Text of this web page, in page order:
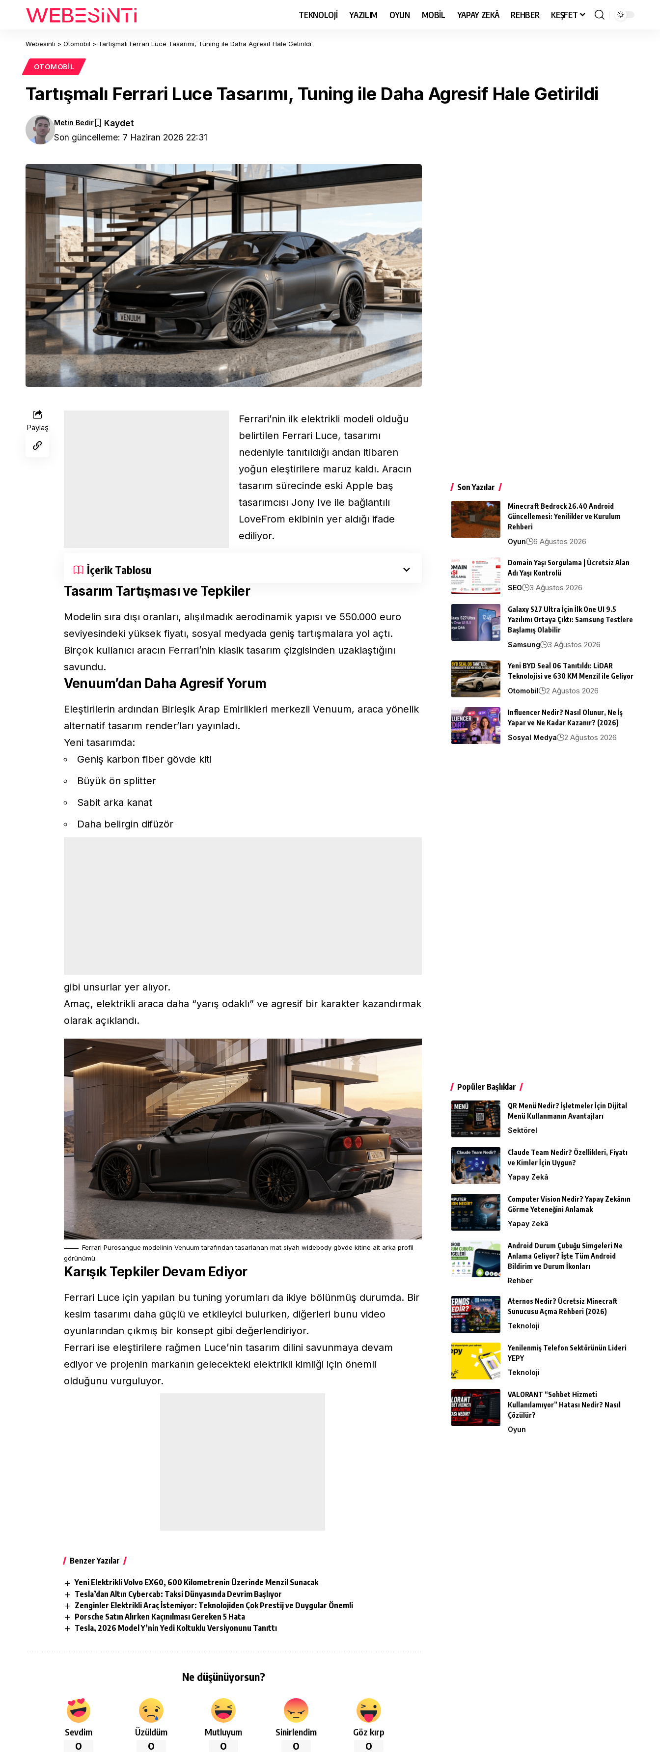
TEKNOLOJİ YAZILIM OYUN MOBİL YAPAY ZEKÂ REHBER KEŞFET
Webesinti > Otomobil > Tartışmalı Ferrari Luce Tasarımı, Tuning ile Daha Agresif Hale Getirildi
OTOMOBIL
Tartışmalı Ferrari Luce Tasarımı, Tuning ile Daha Agresif Hale Getirildi
Son güncelleme: 7 Haziran 2026 22:31
Metin Bedir
Paylaş
Ferrari’nin ilk elektrikli modeli olduğu
belirtilen Ferrari Luce, tasarımı
nedeniyle tanıtıldığı andan itibaren
yoğun eleştirilere maruz kaldı. Aracın
tasarım sürecinde eski Apple baş
tasarımcısı Jony Ive ile bağlantılı
LoveFrom ekibinin yer aldığı ifade
ediliyor.
İçerik Tablosu
Tasarım Tartışması ve Tepkiler
Modelin sıra dışı oranları, alışılmadık aerodinamik yapısı ve 550.000 euro
seviyesindeki yüksek fiyatı, sosyal medyada geniş tartışmalara yol açtı.
Birçok kullanıcı aracın Ferrari’nin klasik tasarım çizgisinden uzaklaştığını
savundu.
Venuum’dan Daha Agresif Yorum
Eleştirilerin ardından Birleşik Arap Emirlikleri merkezli Venuum, araca yönelik
alternatif tasarım render’ları yayınladı.
Yeni tasarımda:
Geniş karbon fiber gövde kiti
Büyük ön splitter
Sabit arka kanat
Daha belirgin difüzör
gibi unsurlar yer alıyor.
Amaç, elektrikli araca daha “yarış odaklı” ve agresif bir karakter kazandırmak
olarak açıklandı.
Ferrari Purosangue modelinin Venuum tarafından tasarlanan mat siyah widebody gövde kitine ait arka profil
görünümü.
Karışık Tepkiler Devam Ediyor
Ferrari Luce için yapılan bu tuning yorumları da ikiye bölünmüş durumda. Bir
kesim tasarımı daha güçlü ve etkileyici bulurken, diğerleri bunu video
oyunlarından çıkmış bir konsept gibi değerlendiriyor.
Ferrari ise eleştirilere rağmen Luce’nin tasarım dilini savunmaya devam
ediyor ve projenin markanın gelecekteki elektrikli kimliği için önemli
olduğunu vurguluyor.
Benzer Yazılar
Yeni Elektrikli Volvo EX60, 600 Kilometrenin Üzerinde Menzil Sunacak
Tesla’dan Altın Cybercab: Taksi Dünyasında Devrim Başlıyor
Zenginler Elektrikli Araç İstemiyor: Teknolojiden Çok Prestij ve Duygular Önemli
Porsche Satın Alırken Kaçınılması Gereken 5 Hata
Tesla, 2026 Model Y’nin Yedi Koltuklu Versiyonunu Tanıttı
Ne düşünüyorsun?
Sevdim
0
Üzüldüm
0
Mutluyum
0
Sinirlendim
0
Göz kırp
0
Son Yazılar
Minecraft Bedrock 26.40 Android
Güncellemesi: Yenilikler ve Kurulum
Rehberi
Oyun
6 Ağustos 2026
Domain Yaşı Sorgulama | Ücretsiz Alan
Adı Yaşı Kontrolü
SEO
3 Ağustos 2026
Galaxy S27 Ultra İçin İlk One UI 9.5
Yazılımı Ortaya Çıktı: Samsung Testlere
Başlamış Olabilir
Samsung
3 Ağustos 2026
Yeni BYD Seal 06 Tanıtıldı: LiDAR
Teknolojisi ve 630 KM Menzil ile Geliyor
Otomobil
2 Ağustos 2026
Influencer Nedir? Nasıl Olunur, Ne İş
Yapar ve Ne Kadar Kazanır? (2026)
Sosyal Medya
2 Ağustos 2026
Popüler Başlıklar
QR Menü Nedir? İşletmeler İçin Dijital
Menü Kullanmanın Avantajları
Sektörel
Claude Team Nedir? Özellikleri, Fiyatı
ve Kimler İçin Uygun?
Yapay Zekâ
Computer Vision Nedir? Yapay Zekânın
Görme Yeteneğini Anlamak
Yapay Zekâ
Android Durum Çubuğu Simgeleri Ne
Anlama Geliyor? İşte Tüm Android
Bildirim ve Durum İkonları
Rehber
Aternos Nedir? Ücretsiz Minecraft
Sunucusu Açma Rehberi (2026)
Teknoloji
Yenilenmiş Telefon Sektörünün Lideri
YEPY
Teknoloji
VALORANT “Sohbet Hizmeti
Kullanılamıyor” Hatası Nedir? Nasıl
Çözülür?
Oyun